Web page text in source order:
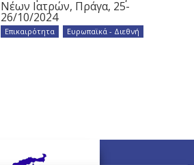
Νέων Ιατρών, Πράγα, 25-
26/10/2024
Επικαιρότητα Ευρωπαϊκά - Διεθνή